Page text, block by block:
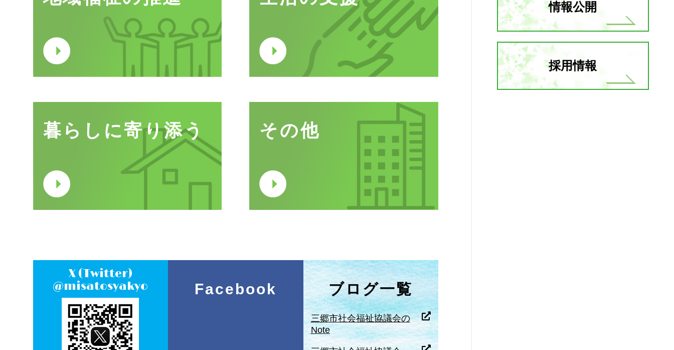
暮らしに寄り添う その他
X (Twitter)
@misatosyakyo
Facebook ブログ一覧
三郷市社会福祉協議会の
Note
情報公開
採用情報